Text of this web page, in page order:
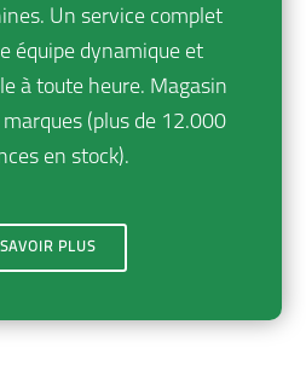
Un service complet
équipe dynamique et
à toute heure. Magasin
(plus de 12.000
en stock).
PLUS